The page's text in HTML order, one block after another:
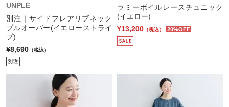
UNPLE
別注｜サイドフレアリブネック
プルオーバー(イエローストライ
プ)
¥8,690 （税込）
ラミーボイルレースチュニック
(イエロー)
¥13,200 （税込） 20%OFF